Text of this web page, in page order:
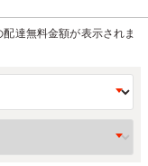
達無料金額が表示されま